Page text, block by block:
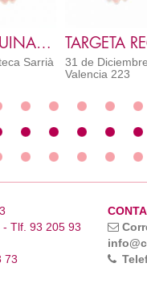
Sarrià
31 de
Valencia 223
Tlf. 93 205 93
73